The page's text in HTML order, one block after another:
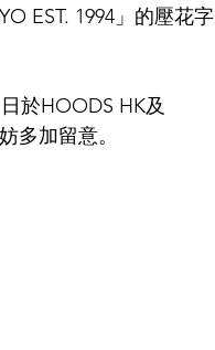
EST. 1994」的壓花字
於HOODS HK及
多加留意。